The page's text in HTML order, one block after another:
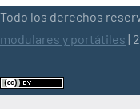
Todo los derechos
modulares y portátiles |